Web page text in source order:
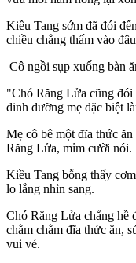
Kiều Tang sớm đã đói
chiều chẳng thấm vào
Cô ngồi sụp xuống bàn
"Chó Răng Lửa cũng
dinh dưỡng mẹ đặc biệt
Mẹ cô bê một đĩa thức
Răng Lửa, mỉm cười nói.
Kiều Tang bỗng thấy
lo lắng nhìn sang.
Chó Răng Lửa chẳng hề
chằm chằm đĩa thức ăn,
vui vẻ.